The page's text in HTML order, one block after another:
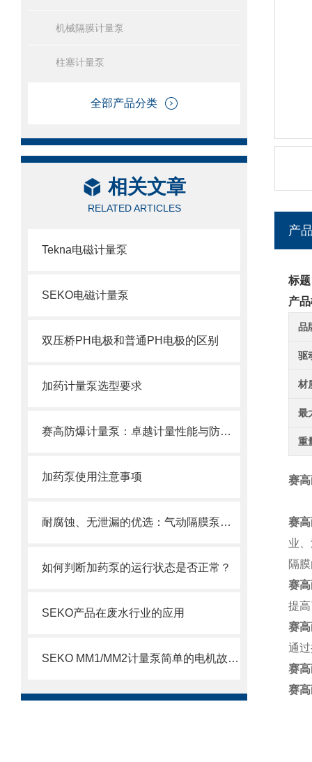
机械隔膜计量泵
柱塞计量泵
全部产品分类
相关文章
RELATED ARTICLES
Tekna电磁计量泵
SEKO电磁计量泵
双压桥PH电极和普通PH电极的区别
加药计量泵选型要求
赛高防爆计量泵：卓越计量性能与防爆设计的结合
加药泵使用注意事项
耐腐蚀、无泄漏的优选：气动隔膜泵在化工领域的稳定传输解决方案
如何判断加药泵的运行状态是否正常？
SEKO产品在废水行业的应用
SEKO MM1/MM2计量泵简单的电机故障排除方法
产
标
产
品
驱
材
最
重
赛
赛
业
隔
赛
提
赛
通
赛
赛